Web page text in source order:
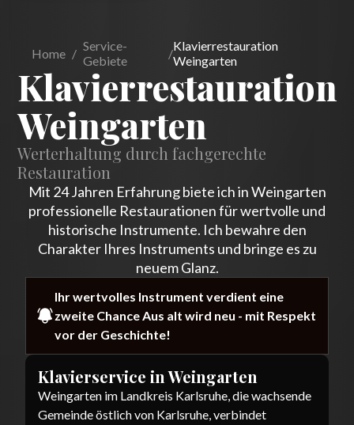
Home / Service-
Gebiete
/Klavierrestauration
Weingarten
Klavierrestauration
Weingarten
Werterhaltung durch fachgerechte
Restauration
Mit 24 Jahren Erfahrung biete ich in Weingarten
professionelle Restaurationen für wertvolle und
historische Instrumente. Ich bewahre den
Charakter Ihres Instruments und bringe es zu
neuem Glanz.
Ihr wertvolles Instrument verdient eine
zweite Chance Aus alt wird neu - mit Respekt
vor der Geschichte!
Klavierservice inWeingarten
Weingarten im Landkreis Karlsruhe, die wachsende
Gemeinde östlich von Karlsruhe, verbindet